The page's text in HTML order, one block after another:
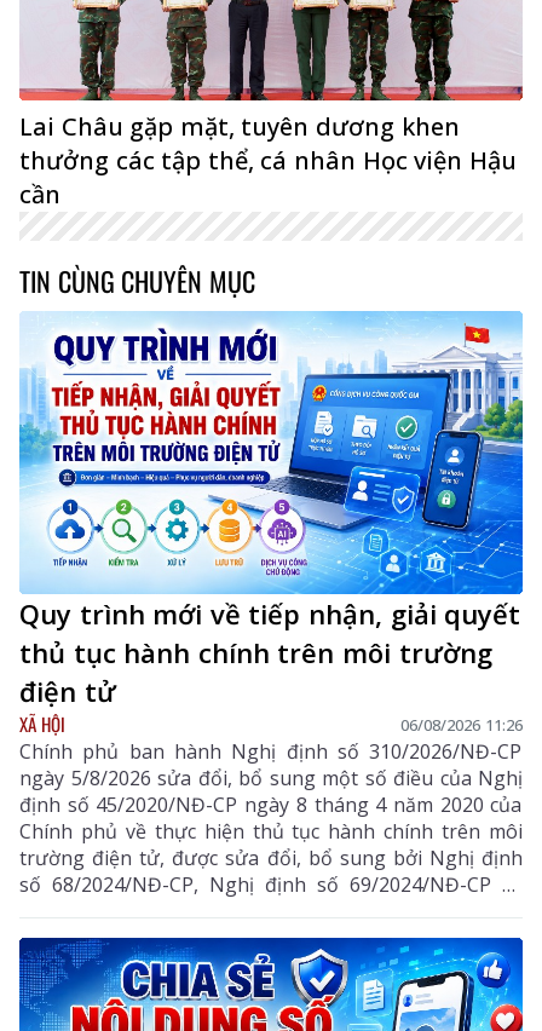
Lai Châu gặp mặt, tuyên dương khen
thưởng các tập thể, cá nhân Học viện Hậu
cần
TIN CÙNG CHUYÊN MỤC
Quy trình mới về tiếp nhận, giải quyết
thủ tục hành chính trên môi trường
điện tử
XÃ HỘI 06/08/2026 11:26
Chính phủ ban hành Nghị định số 310/2026/NĐ-CP
ngày 5/8/2026 sửa đổi, bổ sung một số điều của Nghị
định số 45/2020/NĐ-CP ngày 8 tháng 4 năm 2020 của
Chính phủ về thực hiện thủ tục hành chính trên môi
trường điện tử, được sửa đổi, bổ sung bởi Nghị định
số 68/2024/NĐ-CP, Nghị định số 69/2024/NĐ-CP và
Nghị định số 118/2025/NĐ-CP.